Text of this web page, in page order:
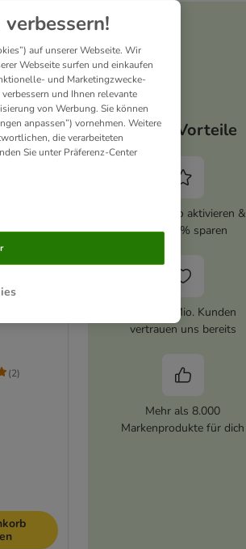
Vögel
(2)
Deine Vorteile
zooplus Abo aktivieren &
immer 5% sparen
Über 10 Mio. Kunden
vertrauen uns bereits
Mehr als 8.000
Markenprodukte für dich
auf unserer Webseite. Wir
Webseite surfen und einkaufen
und Marketingzwecke-
und Ihnen relevante
von Werbung. Sie können
anpassen”) vornehmen. Weitere
die verarbeiteten
Sie unter Präferenz-Center